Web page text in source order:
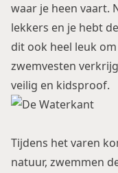
waar je heen vaart.
lekkers en je hebt
dit ook heel leuk
zwemvesten
veilig en kidsproof.
Tijdens het varen
natuur, zwemmen